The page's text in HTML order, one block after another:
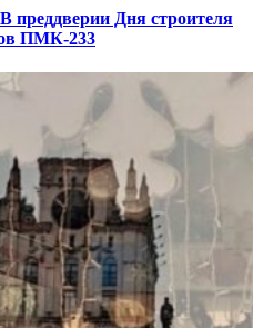
преддверии Дня строителя
ПМК-233